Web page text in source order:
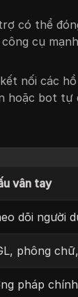
có thể
cụ
nối các hồ
hoặc bot tự
vân tay
dõi người
phông
pháp